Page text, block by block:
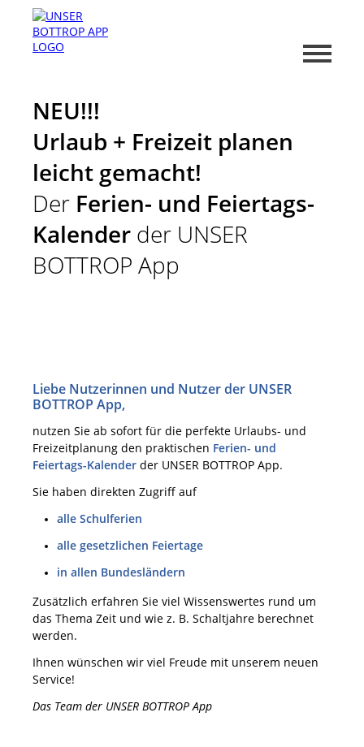
NEU!!!
Urlaub + Freizeit planen
leicht gemacht!
Der Ferien- und Feiertags-
Kalender der UNSER
BOTTROP App
Liebe Nutzerinnen und Nutzer der UNSER
BOTTROP App,
nutzen Sie ab sofort für die perfekte Urlaubs- und
Freizeitplanung den praktischen Ferien- und
Feiertags-Kalender der UNSER BOTTROP App.
Sie haben direkten Zugriff auf
alle Schulferien
alle gesetzlichen Feiertage
in allen Bundesländern
Zusätzlich erfahren Sie viel Wissenswertes rund um
das Thema Zeit und wie z. B. Schaltjahre berechnet
werden.
Ihnen wünschen wir viel Freude mit unserem neuen
Service!
Das Team der UNSER BOTTROP App